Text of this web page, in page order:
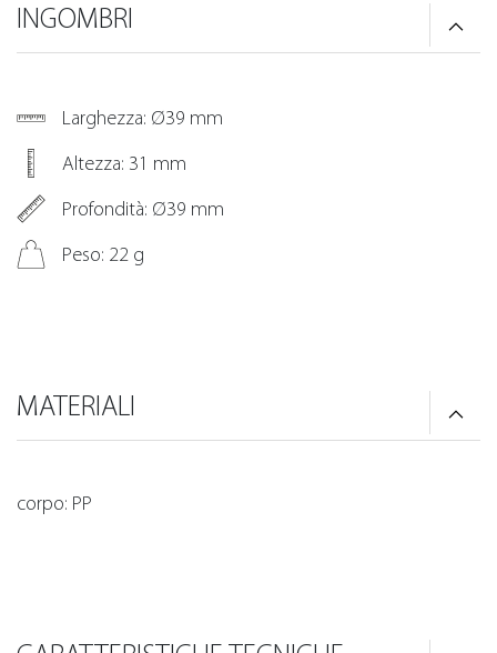
INGOMBRI
Larghezza: Ø39 mm
Altezza: 31 mm
Profondità: Ø39 mm
Peso: 22 g
MATERIALI
corpo: PP